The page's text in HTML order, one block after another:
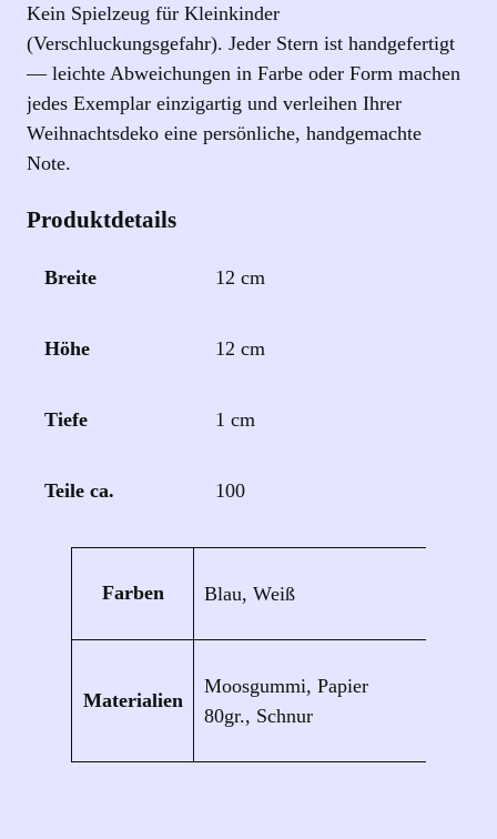
M
n
Kein Spielzeug für Kleinkinder
(Verschluckungsgefahr). Jeder Stern ist handgefertigt
— leichte Abweichungen in Farbe oder Form machen
jedes Exemplar einzigartig und verleihen Ihrer
Weihnachtsdeko eine persönliche, handgemachte
Note.
Produktdetails
Breite 12 cm
Höhe 12 cm
Tiefe 1 cm
Teile ca. 100
Farben
Blau, Weiß
Materialien
Moosgummi, Papier
80gr., Schnur